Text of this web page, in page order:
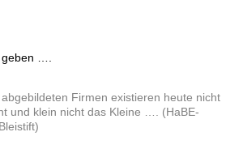
….
Firmen existieren heute nicht
und klein nicht das Kleine …. (HaBE-